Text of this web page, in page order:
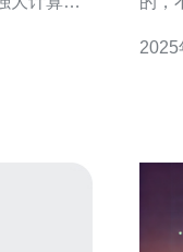
程序和
户体
2025